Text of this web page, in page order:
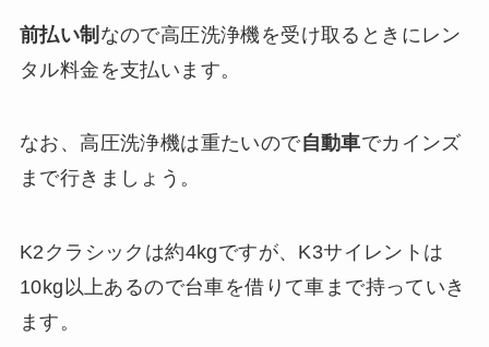
前払い制 なので高圧洗浄機を受け取るときにレン
タル料金を支払います。
なお、高圧洗浄機は重たいので自動車でカインズ
まで行きましょう。
K2クラシックは約4kgですが、K3サイレントは
10kg以上あるので台車を借りて車まで持っていき
ます。